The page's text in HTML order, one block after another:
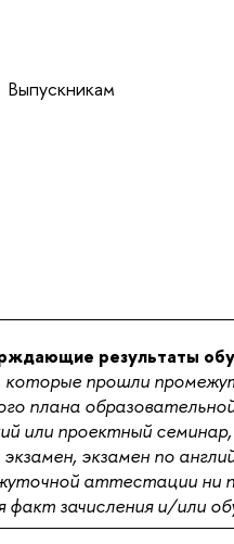
Выпускникам
результаты
прошли
плана
или проектный
экзамен по
аттестации ни
зачисления и/или